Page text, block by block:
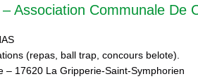
– Association Communale De
(repas, ball trap, concours belote).
– 17620 La Gripperie-Saint-Symphorien